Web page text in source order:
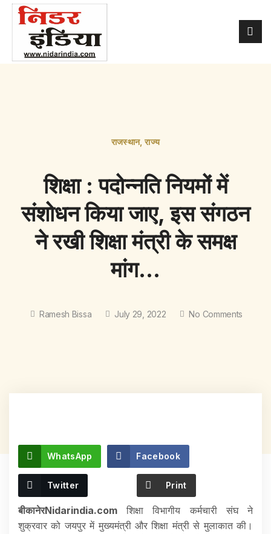
राजस्थान,राज्य
शिक्षा : पदोन्नति नियमों में
संशोधन किया जाए, इस संगठन
ने रखी शिक्षा मंत्री के समक्ष
मांग…
Ramesh Bissa July 29, 2022 No Comments
WhatsApp Facebook
Twitter Print
बीकानेरNidarindia.com शिक्षा विभागीय कर्मचारी संघ ने
शुक्रवार को जयपुर में मुख्यमंत्री और शिक्षा मंत्री से मुलाकात की।